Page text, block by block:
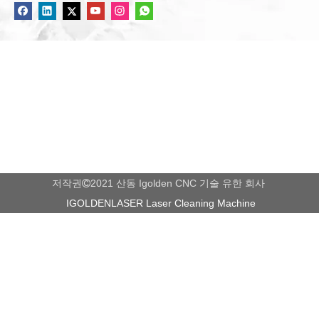
저작권2021 산동 Igolden CNC 기술 유한 회사
IGOLDENLASER Laser Cleaning Machine